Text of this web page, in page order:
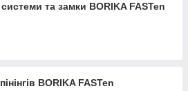
та замки BORIKA FASTen
BORIKA FASTen